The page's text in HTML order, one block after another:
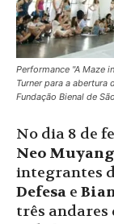
Performance "A Maze
Turner para a
Fundação Bienal de
No dia 8 de
Neo
integrantes
Defesa e
três andares